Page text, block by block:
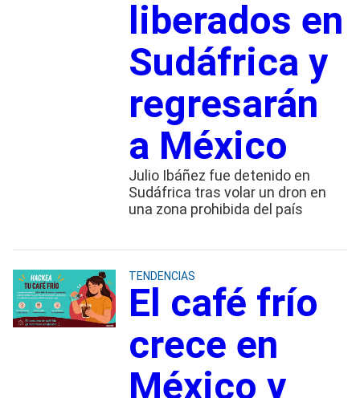
liberados en
Sudáfrica y
regresarán
a México
Julio Ibáñez fue detenido en
Sudáfrica tras volar un dron en
una zona prohibida del país
TENDENCIAS
El café frío
crece en
México y